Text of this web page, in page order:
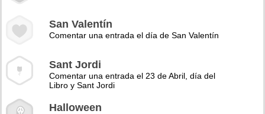
San Valentín
Comentar una entrada el día de San Valentín
Sant Jordi
Comentar una entrada el 23 de Abril, día del
Libro y Sant Jordi
Halloween